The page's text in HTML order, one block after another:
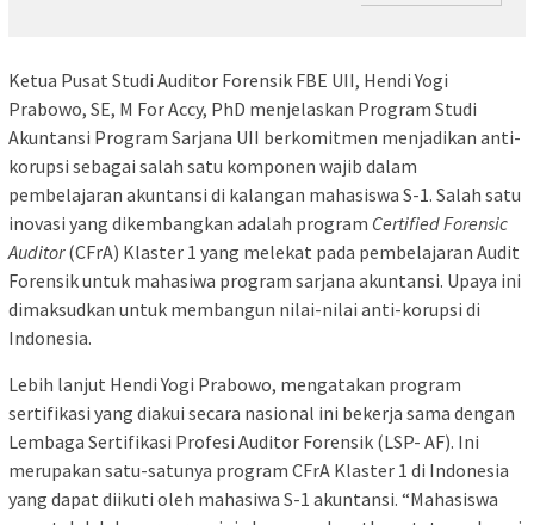
Ketua Pusat Studi Auditor Forensik FBE UII, Hendi Yogi
Prabowo, SE, M For Accy, PhD menjelaskan Program Studi
Akuntansi Program Sarjana UII berkomitmen menjadikan anti-
korupsi sebagai salah satu komponen wajib dalam
pembelajaran akuntansi di kalangan mahasiswa S-1. Salah satu
inovasi yang dikembangkan adalah program Certified Forensic
Auditor(CFrA) Klaster 1 yang melekat pada pembelajaran Audit
Forensik untuk mahasiwa program sarjana akuntansi. Upaya ini
dimaksudkan untuk membangun nilai-nilai anti-korupsi di
Indonesia.
Lebih lanjut Hendi Yogi Prabowo, mengatakan program
sertifikasi yang diakui secara nasional ini bekerja sama dengan
Lembaga Sertifikasi Profesi Auditor Forensik (LSP- AF). Ini
merupakan satu-satunya program CFrA Klaster 1 di Indonesia
yang dapat diikuti oleh mahasiwa S-1 akuntansi. “Mahasiswa